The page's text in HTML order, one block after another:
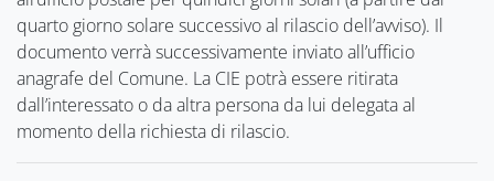
quarto giorno solare successivo al rilascio dell’avviso). Il
documento verrà successivamente inviato all’ufficio
anagrafe del Comune. La CIE potrà essere ritirata
dall’interessato o da altra persona da lui delegata al
momento della richiesta di rilascio.